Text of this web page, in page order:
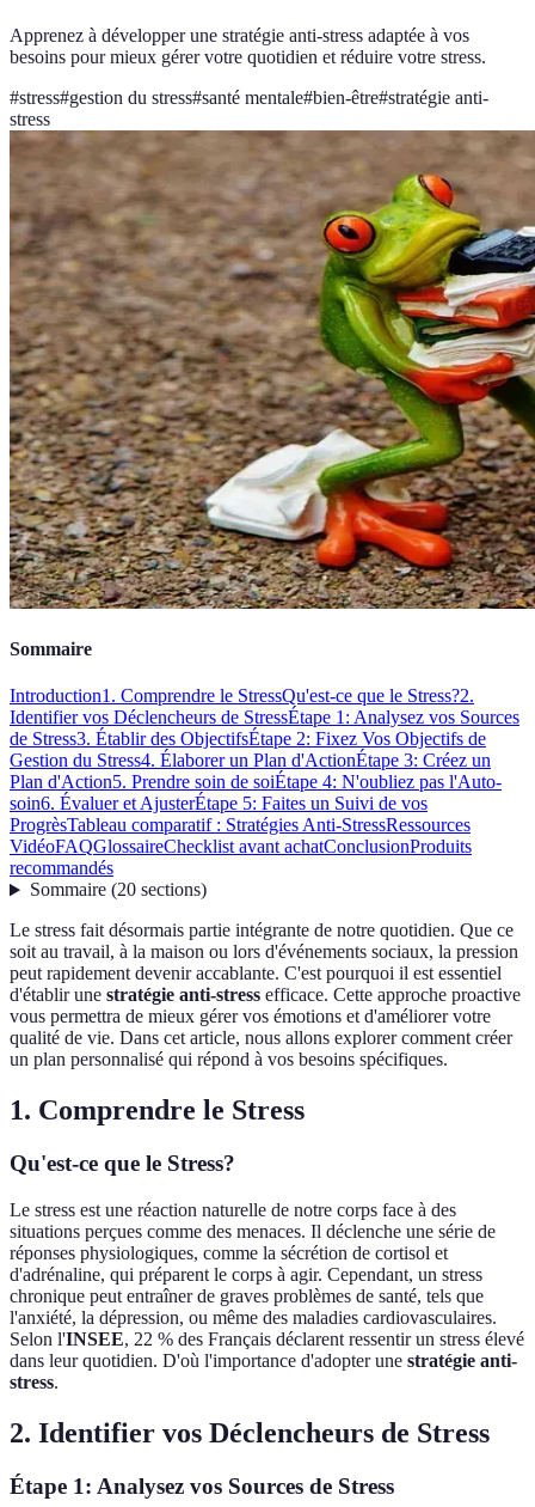
Apprenez à développer une stratégie anti-stress adaptée à vos
besoins pour mieux gérer votre quotidien et réduire votre stress.
#stress#gestion du stress#santé mentale#bien-être#stratégie anti-
stress
Sommaire
Introduction1. Comprendre le StressQu'est-ce que le Stress?2.
Identifier vos Déclencheurs de StressÉtape 1: Analysez vos Sources
de Stress3. Établir des ObjectifsÉtape 2: Fixez Vos Objectifs de
Gestion du Stress4. Élaborer un Plan d'ActionÉtape 3: Créez un
Plan d'Action5. Prendre soin de soiÉtape 4: N'oubliez pas l'Auto-
soin6. Évaluer et AjusterÉtape 5: Faites un Suivi de vos
ProgrèsTableau comparatif : Stratégies Anti-StressRessources
VidéoFAQGlossaireChecklist avant achatConclusionProduits
recommandés
Sommaire(20 sections)
Le stress fait désormais partie intégrante de notre quotidien. Que ce
soit au travail, à la maison ou lors d'événements sociaux, la pression
peut rapidement devenir accablante. C'est pourquoi il est essentiel
d'établir une stratégie anti-stress efficace. Cette approche proactive
vous permettra de mieux gérer vos émotions et d'améliorer votre
qualité de vie. Dans cet article, nous allons explorer comment créer
un plan personnalisé qui répond à vos besoins spécifiques.
1. Comprendre le Stress
Qu'est-ce que le Stress?
Le stress est une réaction naturelle de notre corps face à des
situations perçues comme des menaces. Il déclenche une série de
réponses physiologiques, comme la sécrétion de cortisol et
d'adrénaline, qui préparent le corps à agir. Cependant, un stress
chronique peut entraîner de graves problèmes de santé, tels que
l'anxiété, la dépression, ou même des maladies cardiovasculaires.
Selon l'INSEE, 22 % des Français déclarent ressentir un stress élevé
dans leur quotidien. D'où l'importance d'adopter une stratégie anti-
stress.
2. Identifier vos Déclencheurs de Stress
Étape 1: Analysez vos Sources de Stress